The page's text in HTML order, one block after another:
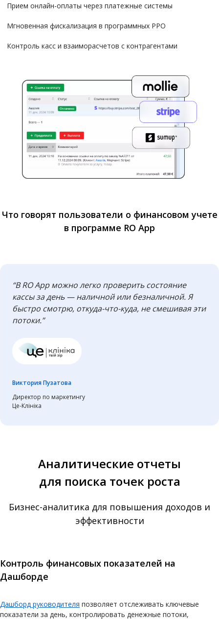
Прием онлайн-оплаты через платежные системы
Мгновенная фискализация в программных РРО
Контроль касс и взаиморасчетов с контрагентами
Что говорят пользователи о финансовом учете
в программе RO App
“В RO App можно легко проверить состояние
кассы за день — наличной или безналичной. Я
быстро смотрю, откуда-что-куда, не смешивая эти
потоки.”
Виктория Пузатова
Директор по маркетингу
Це-Клініка
Аналитические отчеты
для поиска точек роста
Бизнес-аналитика для повышения доходов и
эффективности
Контроль финансовых показателей на
Дашборде
Дашборд руководителя позволяет отслеживать ключевые
показатели за день, контролировать денежные потоки,